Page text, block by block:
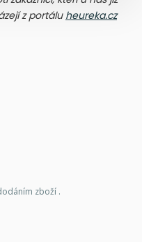
z portálu heureka.cz
zboží .